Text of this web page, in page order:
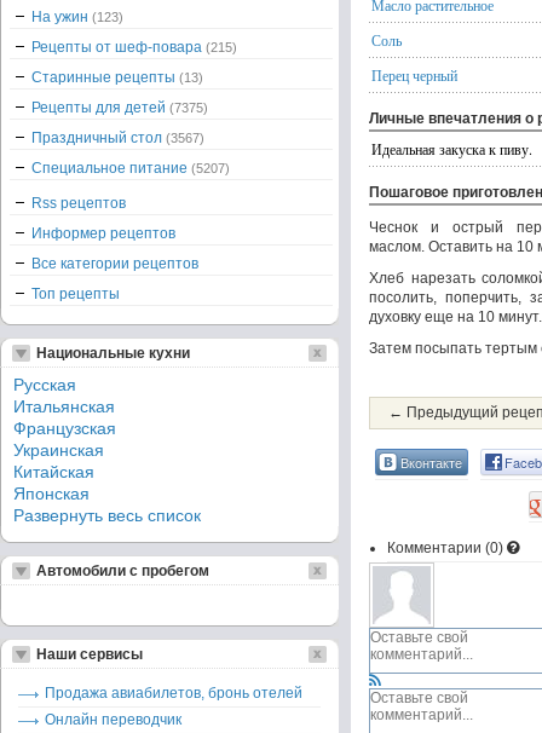
Масло растительное
Соль
Перец черный
Личные впечатления о
Идеальная закуска к пиву.
Пошаговое
Чеснок и острый
маслом. Оставить на 10
Хлеб нарезать
посолить, поперчить,
духовку ещe на 10 минут.
Затем посыпать тeртым
← Предыдущий
Вконтакте
Комментарии (0)
На ужин (123)
Рецепты от шеф-повара (215)
Старинные рецепты (13)
Рецепты для детей (7375)
Праздничный стол (3567)
Специальное питание (5207)
Rss рецептов
Информер рецептов
Все категории рецептов
Топ рецепты
Национальные кухни
Русская
Итальянская
Французская
Украинская
Китайская
Японская
Развернуть весь список
Автомобили с пробегом
Наши сервисы
Продажа авиабилетов, бронь отелей
Онлайн переводчик